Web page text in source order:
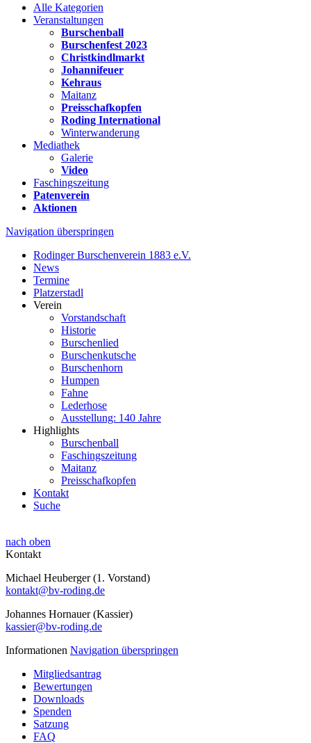
Alle Kategorien
Veranstaltungen
Burschenball
Burschenfest 2023
Christkindlmarkt
Johannifeuer
Kehraus
Maitanz
Preisschafkopfen
Roding International
Winterwanderung
Mediathek
Galerie
Video
Faschingszeitung
Patenverein
Aktionen
Navigation überspringen
Rodinger Burschenverein 1883 e.V.
News
Termine
Platzerstadl
Verein
Vorstandschaft
Historie
Burschenlied
Burschenkutsche
Burschenhorn
Humpen
Fahne
Lederhose
Ausstellung: 140 Jahre
Highlights
Burschenball
Faschingszeitung
Maitanz
Preisschafkopfen
Kontakt
Suche
nach oben
Kontakt
Michael Heuberger (1. Vorstand)
kontakt@bv-roding.de
Johannes Hornauer (Kassier)
kassier@bv-roding.de
Informationen Navigation überspringen
Mitgliedsantrag
Bewertungen
Downloads
Spenden
Satzung
FAQ